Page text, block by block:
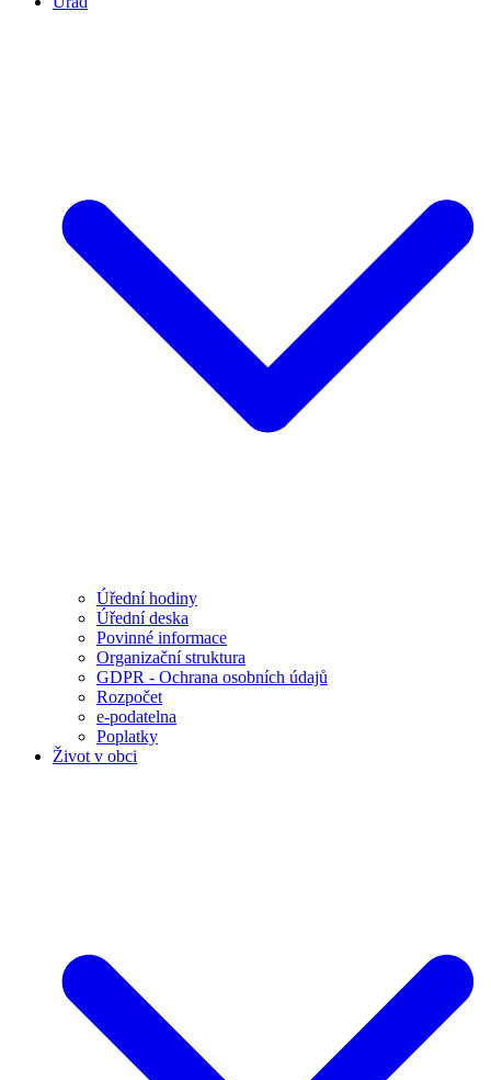
Úřední hodiny
Úřední deska
Povinné informace
Organizační struktura
GDPR - Ochrana osobních údajů
Rozpočet
e-podatelna
Poplatky
Život v obci